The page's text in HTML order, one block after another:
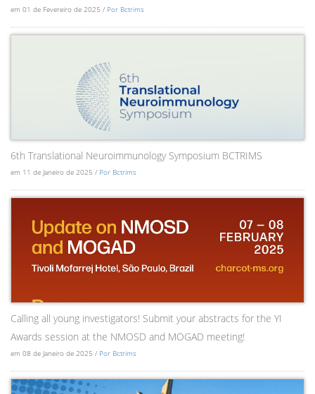
em 01 de Fevereiro de 2025 / Por Bctrims
6th Translational Neuroimmunology Symposium BCTRIMS
em 11 de Janeiro de 2025 / Por Bctrims
Calling all young investigators! Submit your abstracts for the YI
Awards session at the NMOSD and MOGAD meeting!
em 08 de Janeiro de 2025 / Por Bctrims